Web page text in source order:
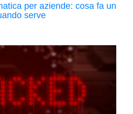
per aziende: cosa fa un
serve